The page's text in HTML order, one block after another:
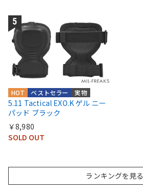
実物
ベストセラー
HOT
5.11 Tactical EXO.K ゲル ニー
パッド ブラック
￥8,980
SOLD OUT
ランキングを見る